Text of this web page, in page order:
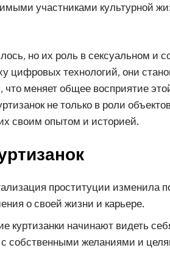
участниками культурной
но их роль в сексуальном и
цифровых технологий, они
меняет общее восприятие
не только в роли
своим опытом и историей.
проституции изменила
о своей жизни и карьере.
куртизанки начинают видеть
с собственными желаниями и